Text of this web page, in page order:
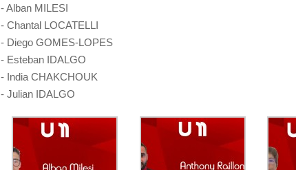
- Alban MILESI
- Chantal LOCATELLI
- Diego GOMES-LOPES
- Esteban IDALGO
- India CHAKCHOUK
- Julian IDALGO